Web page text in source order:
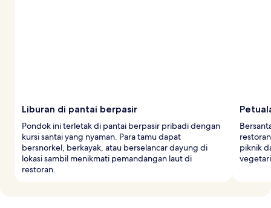
Liburan di pantai berpasir
Pondok ini terletak di pantai berpasir pribadi dengan
kursi santai yang nyaman. Para tamu dapat
bersnorkel, berkayak, atau berselancar dayung di
lokasi sambil menikmati pemandangan laut di
restoran.
piknik